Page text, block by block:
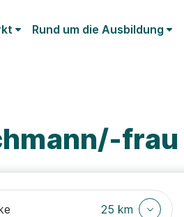
Rund um die Ausbildung
frau
25 km